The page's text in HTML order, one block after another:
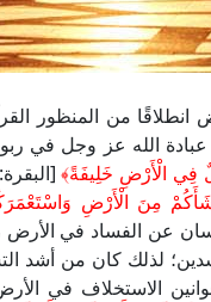
انطلاقًا من المنظور
الله عز وجل في
فِي الْأَرْضِ خَلِيفَةً﴾ [البقرة: 30]، وقال
مِنَ الْأَرْضِ
الإنسان عن الفساد في
لذلك كان من
الاستخلاف في